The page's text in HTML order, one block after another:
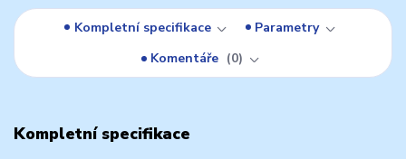
Kompletní specifikace
Parametry
Komentáře
0
Kompletní specifikace